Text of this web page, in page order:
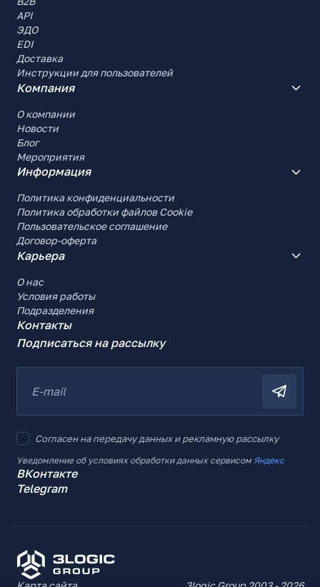
API
ЭДО
EDI
Доставка
Инструкции для пользователей
Компания
О компании
Новости
Блог
Мероприятия
Информация
Политика конфиденциальности
Политика обработки файлов Cookie
Пользовательское соглашение
Договор-оферта
Карьера
О нас
Условия работы
Подразделения
Контакты
Подписаться на рассылку
E-mail
Согласен на передачу данных и рекламную рассылку
Уведомление об условиях обработки данных сервисом Яндекс
ВКонтакте
Telegram